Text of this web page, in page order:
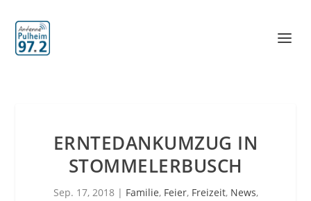
ERNTEDANKUMZUG IN
STOMMELERBUSCH
Sep. 17, 2018| Familie, Feier, Freizeit, News,